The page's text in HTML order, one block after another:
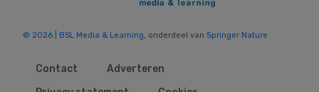
© 2026 | BSL Media & Learning, onderdeel van Springer Nature
Contact
Adverteren